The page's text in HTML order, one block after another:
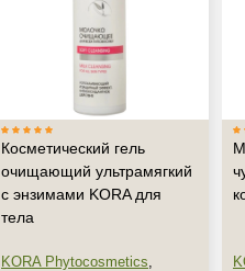
Косметический гель
очищающий ультрамягкий
с энзимами KORA для
тела
KORA Phytocosmetics,